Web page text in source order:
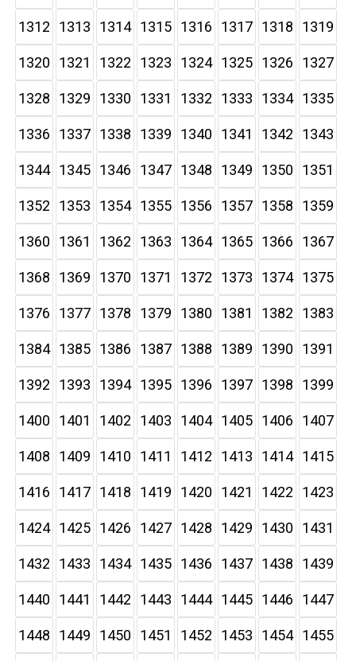
1312 1313 1314 1315 1316 1317 1318 1319
1320 1321 1322 1323 1324 1325 1326 1327
1328 1329 1330 1331 1332 1333 1334 1335
1336 1337 1338 1339 1340 1341 1342 1343
1344 1345 1346 1347 1348 1349 1350 1351
1352 1353 1354 1355 1356 1357 1358 1359
1360 1361 1362 1363 1364 1365 1366 1367
1368 1369 1370 1371 1372 1373 1374 1375
1376 1377 1378 1379 1380 1381 1382 1383
1384 1385 1386 1387 1388 1389 1390 1391
1392 1393 1394 1395 1396 1397 1398 1399
1400 1401 1402 1403 1404 1405 1406 1407
1408 1409 1410 1411 1412 1413 1414 1415
1416 1417 1418 1419 1420 1421 1422 1423
1424 1425 1426 1427 1428 1429 1430 1431
1432 1433 1434 1435 1436 1437 1438 1439
1440 1441 1442 1443 1444 1445 1446 1447
1448 1449 1450 1451 1452 1453 1454 1455